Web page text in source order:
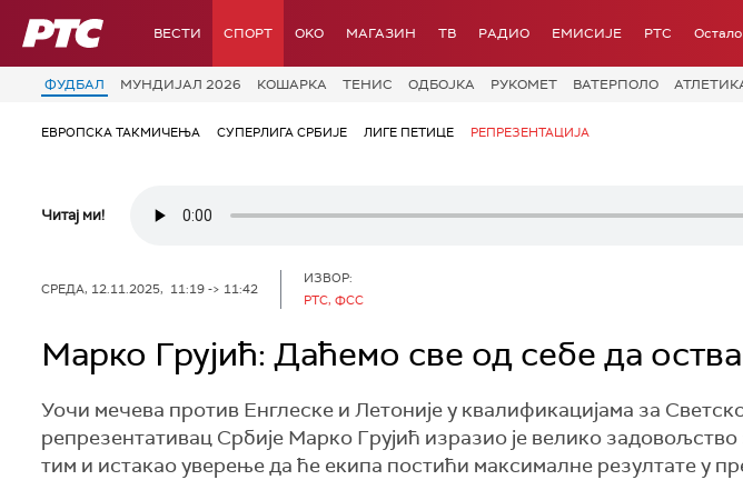
РТС ВЕСТИ СПОРТ OKO МАГАЗИН ТВ РАДИО ЕМИСИЈЕ РТС Остало
ФУДБАЛ МУНДИЈАЛ 2026 КОШАРКА ТЕНИС ОДБОЈКА РУКОМЕТ ВАТЕРПОЛО
ЕВРОПСКА ТАКМИЧЕЊА СУПЕРЛИГА СРБИЈЕ ЛИГЕ ПЕТИЦЕ РЕПРЕЗЕНТАЦИЈА
Читај ми!
СРЕДА, 12.11.2025, 11:19 -> 11:42
ИЗВОР:
РТС, ФСС
Марко Грујић: Даћемо све од себе да
Уочи мечева против Енглеске и Летоније у квалификацијама за
репрезентативац Србије Марко Грујић изразио је велико
тим и истакао уверење да ће екипа постићи максималне резултате у